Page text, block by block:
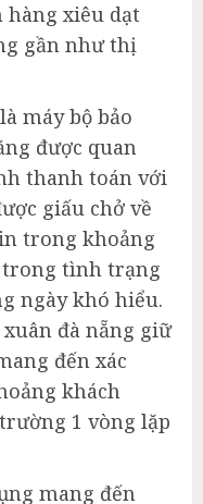
xiêu dạt
gần như thị
máy bộ bảo
được quan
thanh toán với
giấu chở về
trong khoảng
trong tình trạng
ngày khó hiểu.
đà nẵng giữ
đến xác
khách
1 vòng lặp
mang đến